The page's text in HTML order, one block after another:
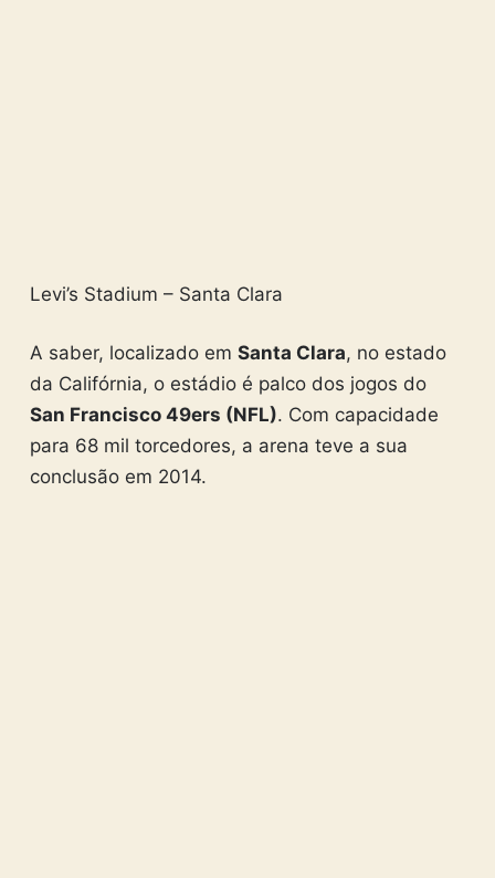
Levi’s Stadium – Santa Clara
A saber, localizado em Santa Clara, no estado
da Califórnia, o estádio é palco dos jogos do
San Francisco 49ers (NFL). Com capacidade
para 68 mil torcedores, a arena teve a sua
conclusão em 2014.